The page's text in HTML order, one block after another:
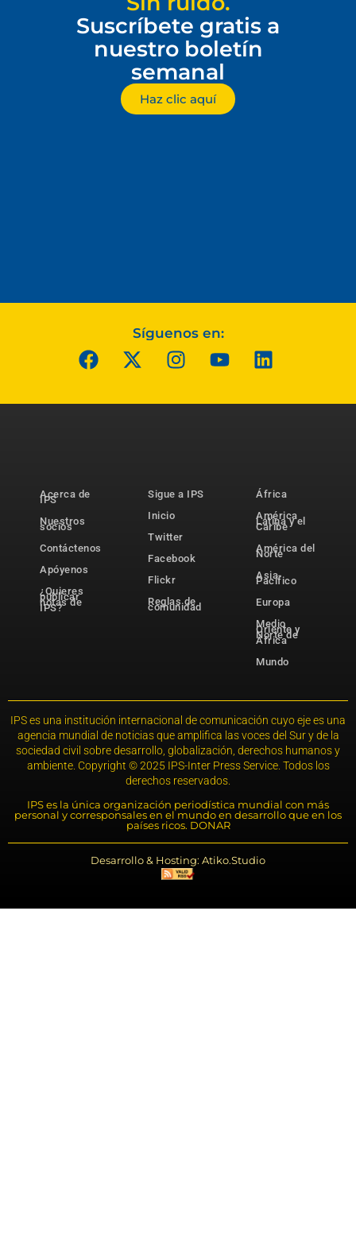
Suscríbete gratis a
nuestro boletín
semanal
Haz clic aquí
Síguenos en:
Acerca de
IPS
Nuestros
socios
Contáctenos
Apóyenos
¿Quieres
publicar
notas de
IPS?
Sigue a IPS
Inicio
Twitter
Facebook
Flickr
Reglas de
comunidad
África
América
Latina y el
Caribe
América del
Norte
Asia-
Pacífico
Europa
Medio
Oriente y
Norte de
África
Mundo
IPS es una institución internacional de comunicación cuyo eje es una
agencia mundial de noticias que amplifica las voces del Sur y de la
sociedad civil sobre desarrollo, globalización, derechos humanos y
ambiente. Copyright © 2025 IPS-Inter Press Service. Todos los
derechos reservados.
IPS es la única organización periodística mundial con más
personal y corresponsales en el mundo en desarrollo que en los
países ricos. DONAR
Desarrollo & Hosting: Atiko.Studio